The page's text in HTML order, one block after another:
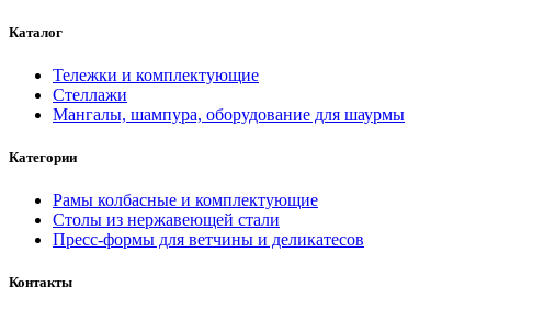
Каталог
Тележки и комплектующие
Стеллажи
Мангалы, шампура, оборудование для шаурмы
Категории
Рамы колбасные и комплектующие
Столы из нержавеющей стали
Пресс-формы для ветчины и деликатесов
Контакты